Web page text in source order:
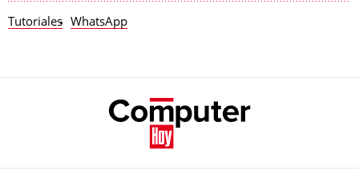
Tutoriales WhatsApp